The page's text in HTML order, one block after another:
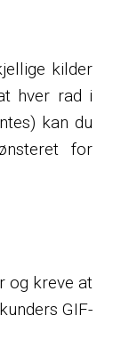
kilder
hver rad i
kan du
for
og kreve at
GIF-